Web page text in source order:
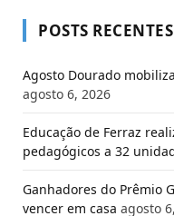
POSTS RECENTES
Agosto Dourado
agosto 6, 2026
Educação de Ferraz
pedagógicos a 32
Ganhadores do Prêmio
vencer em casa agosto